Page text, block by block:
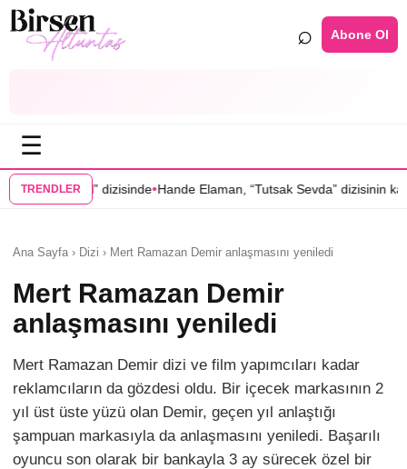
⌕ Abone Ol
☰
TRENDLER
dizisinde• Hande Elaman, “Tutsak Sevda” dizisinin kadrosunda•
Ana Sayfa › Dizi › Mert Ramazan Demir anlaşmasını yeniledi
Mert Ramazan Demir
anlaşmasını yeniledi
Mert Ramazan Demir dizi ve film yapımcıları kadar
reklamcıların da gözdesi oldu. Bir içecek markasının 2
yıl üst üste yüzü olan Demir, geçen yıl anlaştığı
şampuan markasıyla da anlaşmasını yeniledi. Başarılı
oyuncu son olarak bir bankayla 3 ay sürecek özel bir